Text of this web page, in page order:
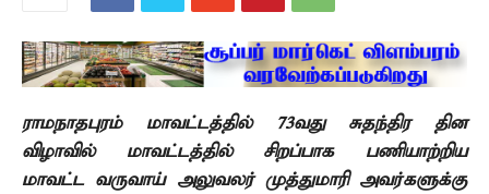
ராமநாதபுரம் மாவட்டத்தில் 73வது சுதந்திர தின
விழாவில் மாவட்டத்தில் சிறப்பாக பணியாற்றிய
மாவட்ட வருவாய் அலுவலர் முத்துமாரி அவர்களுக்கு